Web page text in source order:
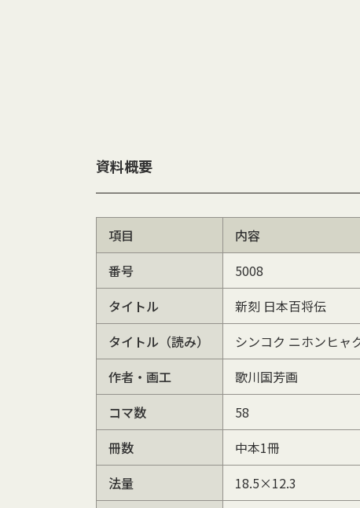
資料概要
項目
内容
番号
5008
タイトル
新刻 日本百将伝
タイトル（読み）
シンコク ニホンヒャ
作者・画工
歌川国芳画
コマ数
58
冊数
中本1冊
法量
18.5×12.3